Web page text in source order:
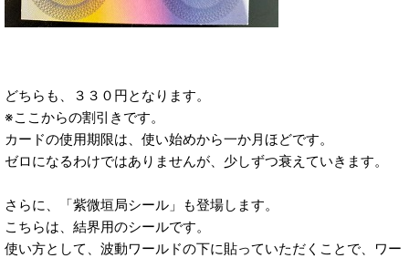
どちらも、３３０円となります。
※ここからの割引きです。
カードの使用期限は、使い始めから一か月ほどです。
ゼロになるわけではありませんが、少しずつ衰えていきます。
さらに、「紫微垣局シール」も登場します。
こちらは、結界用のシールです。
使い方として、波動ワールドの下に貼っていただくことで、ワー